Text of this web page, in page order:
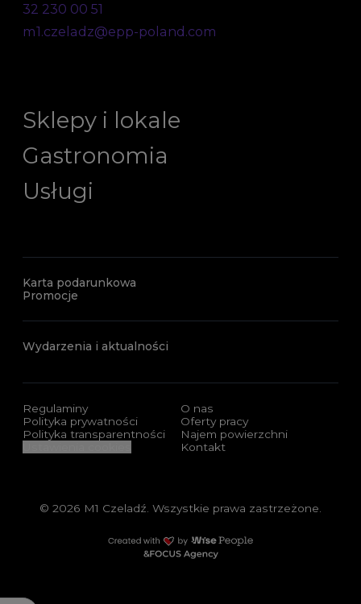
32 230 00 51
m1.czeladz@epp-poland.com
Sklepy i lokale
Gastronomia
Usługi
Karta podarunkowa
Promocje
Wydarzenia i aktualności
Regulaminy
Polityka prywatności
Polityka transparentności
O nas
Oferty pracy
Najem powierzchni
Kontakt
© 2026 M1 Czeladź. Wszystkie prawa zastrzeżone.